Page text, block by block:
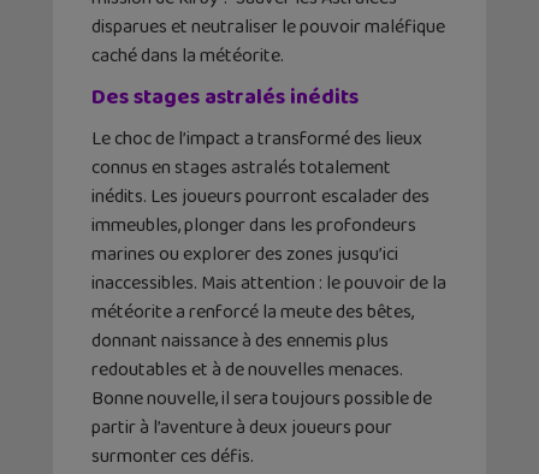
disparues et neutraliser le pouvoir maléfique
caché dans la météorite.
Des stages astralés inédits
Le choc de l’impact a transformé des lieux
connus en stages astralés totalement
inédits. Les joueurs pourront escalader des
immeubles, plonger dans les profondeurs
marines ou explorer des zones jusqu’ici
inaccessibles. Mais attention : le pouvoir de la
météorite a renforcé la meute des bêtes,
donnant naissance à des ennemis plus
redoutables et à de nouvelles menaces.
Bonne nouvelle, il sera toujours possible de
partir à l’aventure à deux joueurs pour
surmonter ces défis.